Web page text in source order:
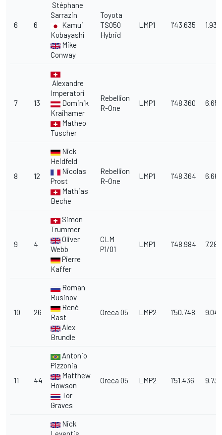
6 6
Stéphane
Sarrazin
Kamui
Kobayashi
Mike
Conway
Toyota
TS050
Hybrid
LMP1 1'43.635 1.932
7 13
Alexandre
Imperatori
Dominik
Kraihamer
Matheo
Tuscher
Rebellion
R-One
LMP1 1'48.360 6.657
8 12
Nick
Heidfeld
Nicolas
Prost
Mathias
Beche
Rebellion
R-One
LMP1 1'48.364 6.661
9 4
Simon
Trummer
Oliver
Webb
Pierre
Kaffer
CLM
P1/01
LMP1 1'48.984 7.281
10 26
Roman
Rusinov
René
Rast
Alex
Brundle
Oreca 05 LMP2 1'50.748 9.045
11 44
Antonio
Pizzonia
Matthew
Howson
Tor
Graves
Oreca 05 LMP2 1'51.436 9.733
Nick